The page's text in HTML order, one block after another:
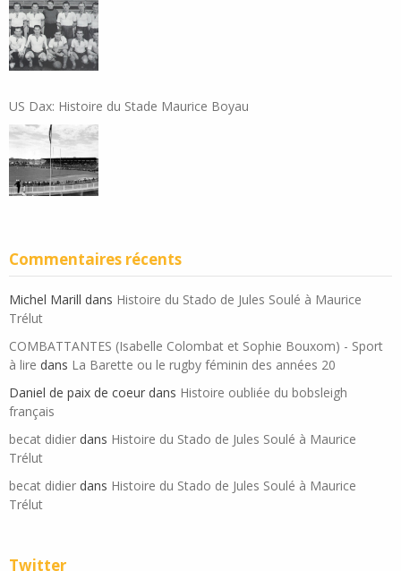
US Dax: Histoire du Stade Maurice Boyau
Commentaires récents
Michel Marill dans Histoire du Stado de Jules Soulé à Maurice
Trélut
COMBATTANTES (Isabelle Colombat et Sophie Bouxom) - Sport
à lire dans La Barette ou le rugby féminin des années 20
Daniel de paix de coeur dans Histoire oubliée du bobsleigh
français
becat didier dans Histoire du Stado de Jules Soulé à Maurice
Trélut
becat didier dans Histoire du Stado de Jules Soulé à Maurice
Trélut
Twitter